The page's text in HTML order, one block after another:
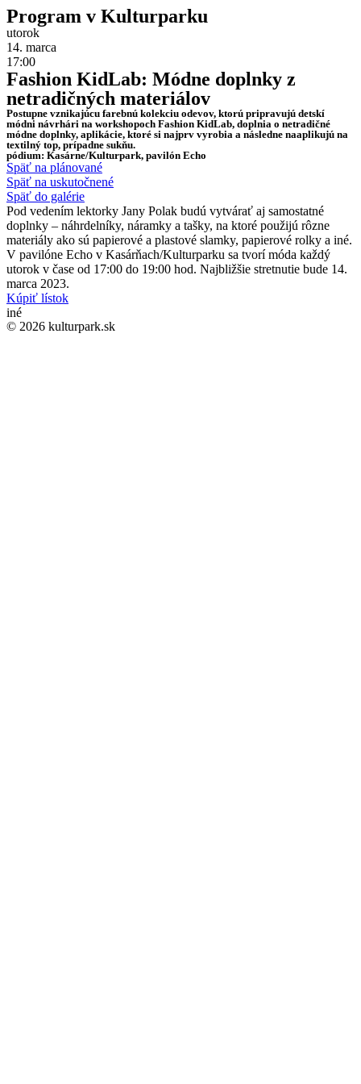
Program v Kulturparku
utorok
14. marca
17:00
Fashion KidLab: Módne doplnky z
netradičných materiálov
Postupne vznikajúcu farebnú kolekciu odevov, ktorú pripravujú detskí
módni návrhári na workshopoch Fashion KidLab, doplnia o netradičné
módne doplnky, aplikácie, ktoré si najprv vyrobia a následne naaplikujú na
textilný top, prípadne sukňu.
pódium: Kasárne/Kulturpark, pavilón Echo
Späť na plánované
Späť na uskutočnené
Späť do galérie
Pod vedením lektorky Jany Polak budú vytvárať aj samostatné
doplnky – náhrdelníky, náramky a tašky, na ktoré použijú rôzne
materiály ako sú papierové a plastové slamky, papierové rolky a iné.
V pavilóne Echo v Kasárňach/Kulturparku sa tvorí móda každý
utorok v čase od 17:00 do 19:00 hod. Najbližšie stretnutie bude 14.
marca 2023.
Kúpiť lístok
iné
© 2026 kulturpark.sk